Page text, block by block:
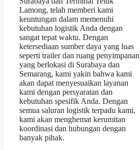
Lamong, telah memberi kami
keuntungan dalam memenuhi
kebutuhan logistik Anda dengan
sangat tepat waktu. Dengan
ketersediaan sumber daya yang luas
seperti trailer dan ruang penyimpanan
yang berlokasi di Surabaya dan
Semarang, kami yakin bahwa kami
akan dapat menyesuaikan layanan
kami dengan persyaratan dan
kebutuhan spesifik Anda. Dengan
semua saluran logistik terpadu kami,
kami akan menghemat kerumitan
koordinasi dan hubungan dengan
banyak pihak.